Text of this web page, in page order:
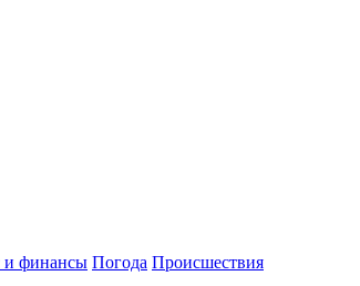
и финансы Погода Происшествия